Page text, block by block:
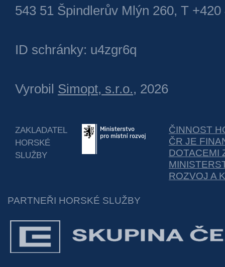
543 51 Špindlerův Mlýn 260, T +420
ID schránky: u4zgr6q
Vyrobil Simopt, s.r.o., 2026
ZAKLADATEL
HORSKÉ
SLUŽBY
ČINNOST
ČR JE
DOTACEMI
ROZVOJ A
PARTNEŘI HORSKÉ SLUŽBY